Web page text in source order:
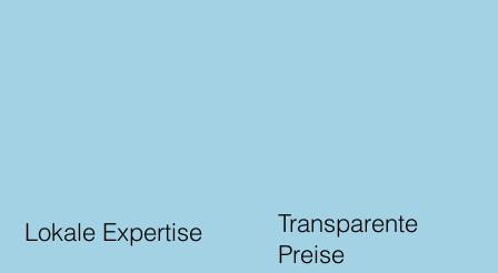
Lokale Expertise
Transparente
Preise